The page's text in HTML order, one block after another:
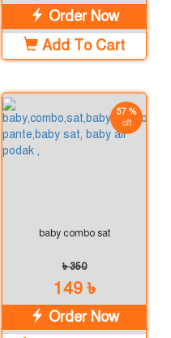
Order Now
Add To Cart
57 %
off
baby combo sat
৳ 350
149 ৳
Order Now